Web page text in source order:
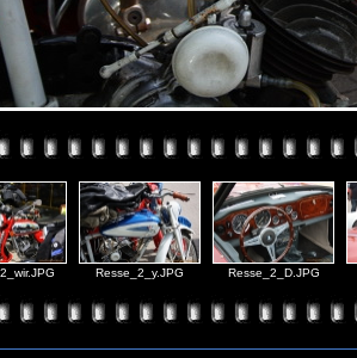
Resse_2_y.JPG Resse_2_D.JPG